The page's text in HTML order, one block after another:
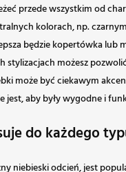
przede wszystkim od
kolorach, np.
będzie kopertówka lub
stylizacjach możesz
może być ciekawym
jest, aby były wygodne i
do każdego
niebieski odcień, jest